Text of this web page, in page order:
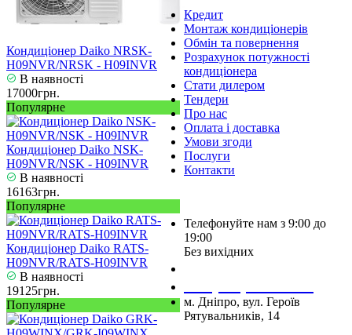
Кондиціонер Daiko NRSK-
H09NVR/NRSK - H09INVR
В наявності
17000грн.
Популярне
Кондиціонер Daiko NSK-
H09NVR/NSK - H09INVR
В наявності
16163грн.
Популярне
Кондиціонер Daiko RATS-
H09NVR/RATS-H09INVR
В наявності
19125грн.
Популярне
Кредит
Монтаж кондиціонерів
Обмін та повернення
Розрахунок потужності
кондиціонера
Стати дилером
Тендери
Про нас
Оплата і доставка
Умови згоди
Послуги
Контакти
Телефонуйте нам з 9:00 до
19:00
Без вихідних
м. Дніпро, вул. Героїв
Рятувальників, 14